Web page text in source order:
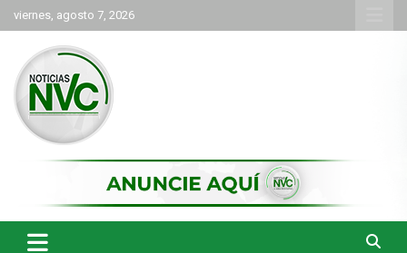
Saltar
al
contenido
viernes, agosto 7, 2026
NVC Noticias